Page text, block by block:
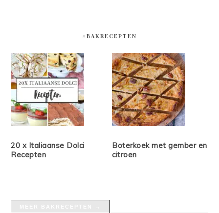
#BAKRECEPTEN
20 x Italiaanse Dolci
Recepten
Boterkoek met gember en
citroen